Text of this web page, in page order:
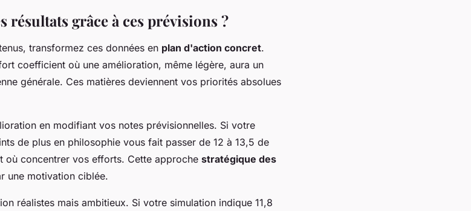
résultats grâce à ces prévisions ?
transformez ces données en plan d'action concret.
coefficient où une amélioration, même légère, aura un
générale. Ces matières deviennent vos priorités absolues
en modifiant vos notes prévisionnelles. Si votre
de plus en philosophie vous fait passer de 12 à 13,5 de
où concentrer vos efforts. Cette approche stratégique des
une motivation ciblée.
réalistes mais ambitieux. Si votre simulation indique 11,8